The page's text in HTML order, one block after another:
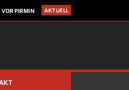
AKTUELL
PIRMIN
DOMINIK STÖCKS DIE
CHAMPIONS 2019